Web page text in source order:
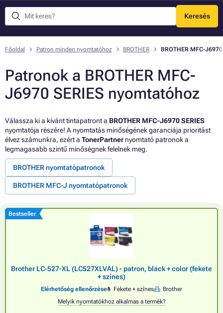
Keresés
Menü
Főoldal Patron minden nyomtatóhoz BROTHER BROTHER MFC-J6970
Patronok a BROTHER MFC-
J6970 SERIES nyomtatóhoz
Válassza ki a kívánt tintapatront a BROTHER MFC-J6970 SERIES
nyomtatója részére! A nyomtatás minőségének garanciája prioritást
élvez számunkra, ezért a TonerPartner nyomtató patronok a
legmagasabb szintű minőségnek felelnek meg.
BROTHER nyomtatópatronok
BROTHER MFC-J nyomtatópatronok
Bestseller
Brother LC-527-XL (LC527XLVAL) - patron, black + color (fekete
+ színes)
Elérhetőség ellenőrzése Fekete + színes
Brother
Melyik nyomtatókhoz alkalmas a termék?